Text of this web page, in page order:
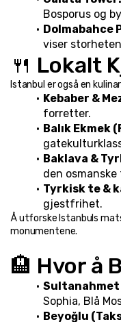
Bosporus og
Dolmabahce
viser
🍴 Lokalt
Istanbul er også en
Kebaber &
forretter.
Balık Ekmek
Baklava &
den osmanske
Tyrkisk te &
gjestfrihet.
Å utforske Istanbuls
monumentene.
🏨 Hvor å
Sultanahmet
Sophia, Blå
Beyoğlu